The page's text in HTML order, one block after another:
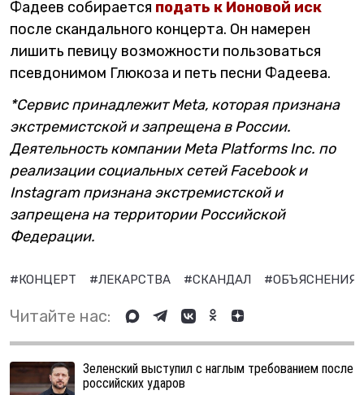
Фадеев собирается подать к Ионовой иск
после скандального концерта. Он намерен
лишить певицу возможности пользоваться
псевдонимом Глюкоза и петь песни Фадеева.
*Сервис принадлежит Meta, которая признана
экстремистской и запрещена в России.
Деятельность компании Meta Platforms Inc. по
реализации социальных сетей Facebook и
Instagram признана экстремистской и
запрещена на территории Российской
Федерации.
#КОНЦЕРТ #ЛЕКАРСТВА #СКАНДАЛ #ОБЪЯСНЕНИЯ
Читайте нас:
Зеленский выступил с наглым требованием после
российских ударов